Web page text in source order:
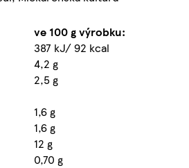
ve 100 g výrobku:
387 kJ/ 92 kcal
4,2 g
2,5 g
1,6 g
1,6 g
12 g
0,70 g